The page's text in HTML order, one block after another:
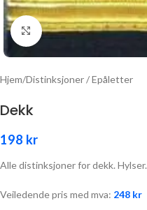
Click to enlarge
Hjem/Distinksjoner / Epåletter
Dekk
198 kr
Alle distinksjoner for dekk. Hylser.
Veiledende pris med mva: 248 kr